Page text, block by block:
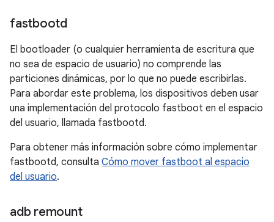
fastbootd
El bootloader (o cualquier herramienta de escritura que
no sea de espacio de usuario) no comprende las
particiones dinámicas, por lo que no puede escribirlas.
Para abordar este problema, los dispositivos deben usar
una implementación del protocolo fastboot en el espacio
del usuario, llamada fastbootd.
Para obtener más información sobre cómo implementar
fastbootd, consulta Cómo mover fastboot al espacio
del usuario.
adb remount